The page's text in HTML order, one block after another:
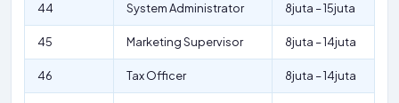
44 System Administrator 8juta – 15juta
45 Marketing Supervisor 8juta – 14juta
46 Tax Officer 8juta – 14juta